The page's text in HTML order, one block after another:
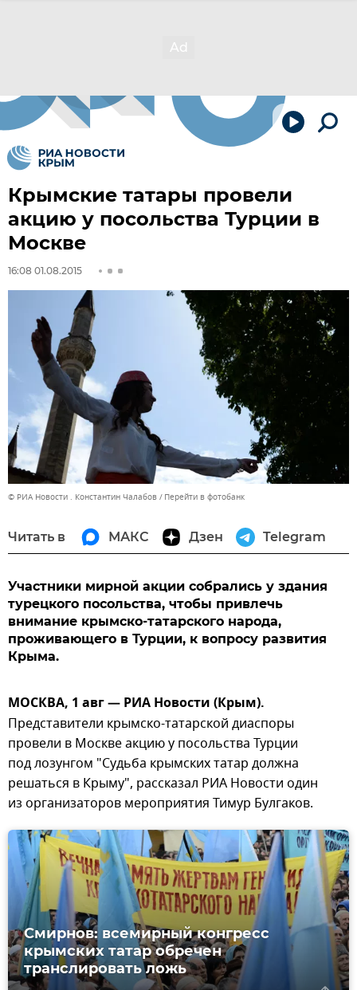
Крымские татары провели
акцию у посольства Турции в
Москве
16:08 01.08.2015
© РИА Новости . Константин Чалабов Перейти в фотобанк
Читать в МАКС Дзен Telegram
Участники мирной акции собрались у здания
турецкого посольства, чтобы привлечь
внимание крымско-татарского народа,
проживающего в Турции, к вопросу развития
Крыма.
МОСКВА, 1 авг — РИА Новости (Крым).
Представители крымско-татарской диаспоры
провели в Москве акцию у посольства Турции
под лозунгом "Судьба крымских татар должна
решаться в Крыму", рассказал РИА Новости один
из организаторов мероприятия Тимур Булгаков.
Смирнов: всемирный конгресс
крымских татар обречен
транслировать ложь